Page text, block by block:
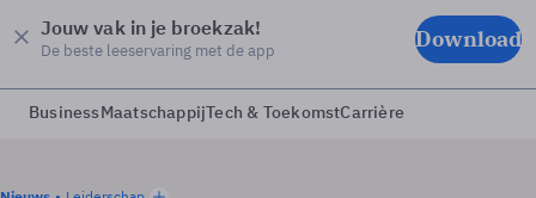
Jouw vak in je broekzak!
De beste leeservaring met de app Download
BusinessMaatschappijTech & ToekomstCarrière